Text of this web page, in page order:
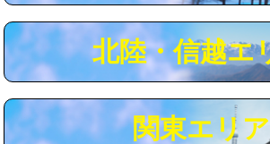
用（追加）/3ｍ超え)
給水管工事※（ライニング鋼管・銅
管・ポリ管・HT管使用/3ｍまで)
給水管工事※（ライニング鋼管・銅
管・ポリ管・HT管使用/3ｍ超え)
北陸・信越エ
関東エリア